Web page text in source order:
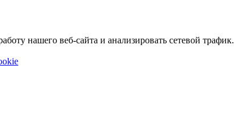
нашего веб-сайта и анализировать сетевой трафик.